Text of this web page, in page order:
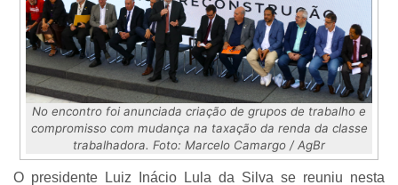
No encontro foi anunciada criação de grupos de trabalho e
compromisso com mudança na taxação da renda da classe
trabalhadora. Foto: Marcelo Camargo / AgBr
O presidente Luiz Inácio Lula da Silva se reuniu nesta